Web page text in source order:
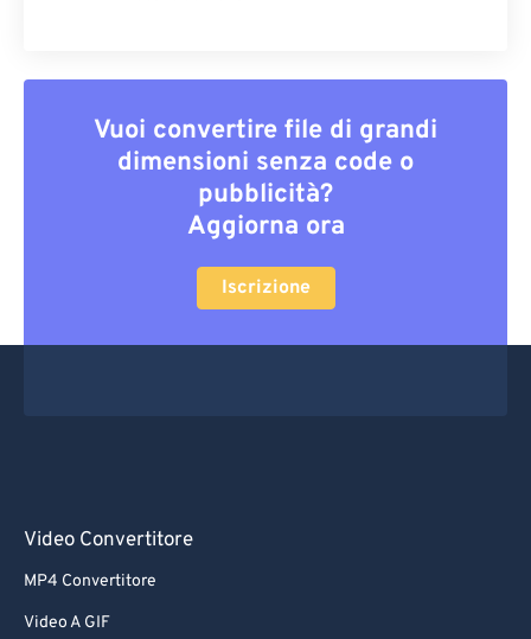
Vuoi convertire file di grandi
dimensioni senza code o
pubblicità?
Aggiorna ora
Iscrizione
Video Convertitore
MP4 Convertitore
Video A GIF